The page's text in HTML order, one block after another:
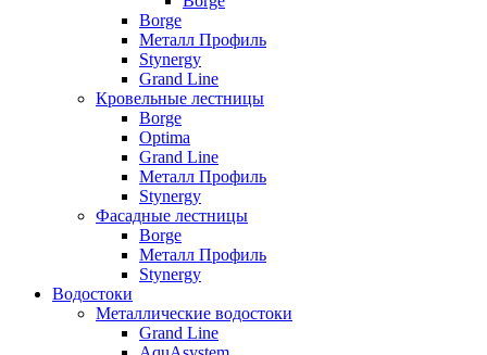
Borge
Металл Профиль
Stynergy
Grand Line
Кровельные лестницы
Borge
Optima
Grand Line
Металл Профиль
Stynergy
Фасадные лестницы
Borge
Металл Профиль
Stynergy
Водостоки
Металлические водостоки
Grand Line